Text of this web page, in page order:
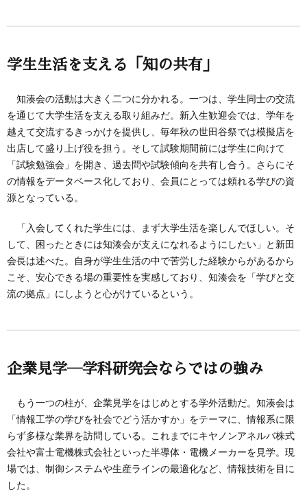
学生生活を支える「知の共有」
知湊会の活動は大きく二つに分かれる。一つは、学生同士の交流
を通じて大学生活を支える取り組みだ。新入生歓迎会では、学年を
越えて交流するきっかけを提供し、毎年秋の世田谷祭では模擬店を
出店して盛り上げ役を担う。そして試験期間前には学生に向けて
「試験勉強会」を開き、過去問や試験傾向を共有し合う。さらにそ
の情報をデータベース化しており、会員にとっては頼れる学びの資
源となっている。
「入会してくれた学生には、まず大学生活を楽しんでほしい。そ
して、困ったときには知湊会が支えになれるようにしたい」と新田
会長は述べた。自身が学生生活の中で苦労した経験からがあるから
こそ、安心できる場の重要性を実感しており、知湊会を「学びと交
流の拠点」にしようと心がけているという。
企業見学―学科研究会ならではの強み
もう一つの柱が、企業見学をはじめとする学外活動だ。知湊会は
「情報工学の学びを社会でどう活かすか」をテーマに、情報系に限
らず多様な業界を訪問している。これまでにキヤノンアネルバ株式
会社や富士電機株式会社といった半導体・電機メーカーを見学。現
場では、制御システムや生産ラインの最適化など、情報技術を目に
した。